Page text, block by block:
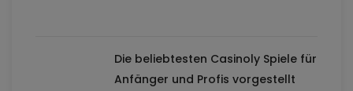
Die beliebtesten Casinoly Spiele für
Anfänger und Profis vorgestellt